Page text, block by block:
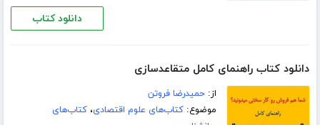
دانلود کتاب
دانلود کتاب راهنمای کامل متقاعدسازی
از:حمیدرضا فروتن
موضوع:کتاب‌های علوم اقتصادی،کتاب‌های